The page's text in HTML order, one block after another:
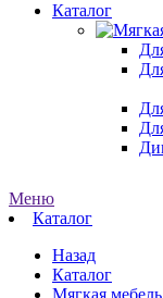
Каталог
Меню
Каталог
Назад
Каталог
Мягкая мебель